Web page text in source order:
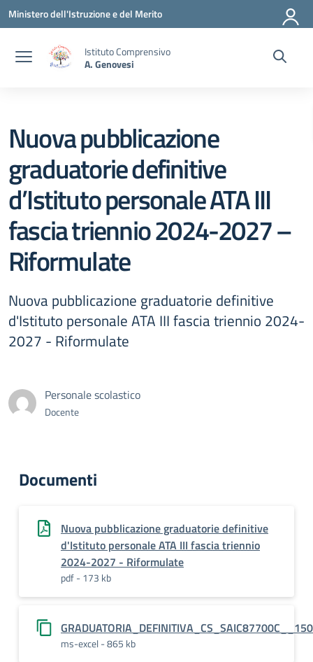
Vai ai contenuti
Vai al menu di navigazione
Vai al footer
Ministero dell'Istruzione e del Merito
Istituto Comprensivo
A. Genovesi
Nuova pubblicazione
graduatorie definitive
d’Istituto personale ATA III
fascia triennio 2024-2027 –
Riformulate
Nuova pubblicazione graduatorie definitive
d'Istituto personale ATA III fascia triennio 2024-
2027 - Riformulate
Personale scolastico
Docente
Documenti
Nuova pubblicazione graduatorie definitive
d'Istituto personale ATA III fascia triennio
2024-2027 - Riformulate
pdf - 173 kb
ms-excel - 865 kb